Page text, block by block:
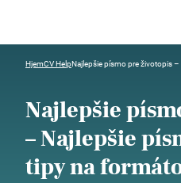
HjemCV Help
Najlepšie
– Najlepšie
tipy na